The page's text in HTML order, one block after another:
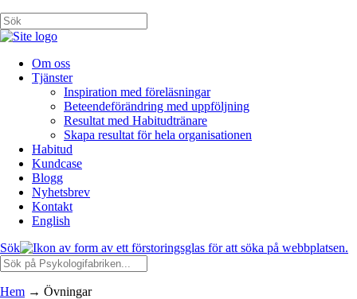
Om oss
Tjänster
Inspiration med föreläsningar
Beteendeförändring med uppföljning
Resultat med Habitudtränare
Skapa resultat för hela organisationen
Habitud
Kundcase
Blogg
Nyhetsbrev
Kontakt
English
Sök
Hem → Övningar